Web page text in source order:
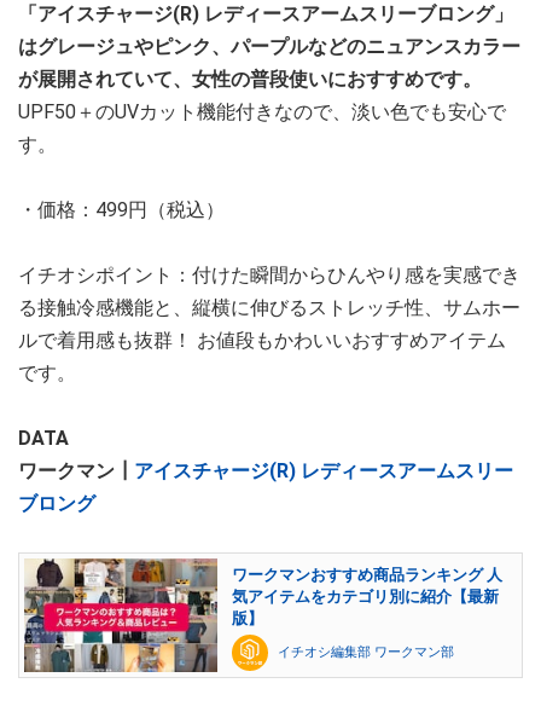
「アイスチャージ(R) レディースアームスリーブロング」
はグレージュやピンク、パープルなどのニュアンスカラー
が展開されていて、女性の普段使いにおすすめです。
UPF50＋のUVカット機能付きなので、淡い色でも安心で
す。
・価格：499円（税込）
イチオシポイント：付けた瞬間からひんやり感を実感でき
る接触冷感機能と、縦横に伸びるストレッチ性、サムホー
ルで着用感も抜群！ お値段もかわいいおすすめアイテム
です。
DATA
ワークマン┃ アイスチャージ(R) レディースアームスリー
ブロング
ワークマンおすすめ商品ランキング 人
気アイテムをカテゴリ別に紹介【最新
版】
イチオシ編集部 ワークマン部